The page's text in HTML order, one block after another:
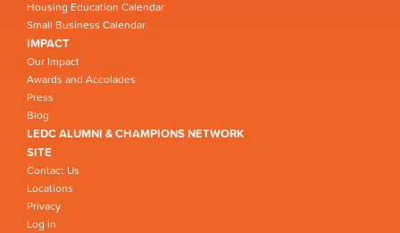
Housing Education Calendar
Small Business Calendar
IMPACT
Our Impact
Awards and Accolades
Press
Blog
LEDC ALUMNI & CHAMPIONS NETWORK
SITE
Contact Us
Locations
Privacy
Log in